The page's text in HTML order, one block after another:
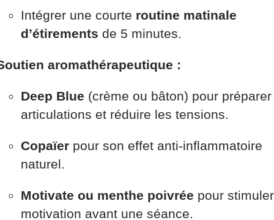
Intégrer une courte routine matinale
d’étirements de 5 minutes.
aromathérapeutique :
Deep Blue (crème ou bâton) pour
articulations et réduire les tensions.
Copaïer pour son effet anti-inflammatoire
naturel.
Motivate ou menthe poivrée pour
motivation avant une séance.